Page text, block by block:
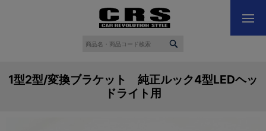
1型2型/変換ブラケット 純正ルック4型LEDヘッ
ドライト用